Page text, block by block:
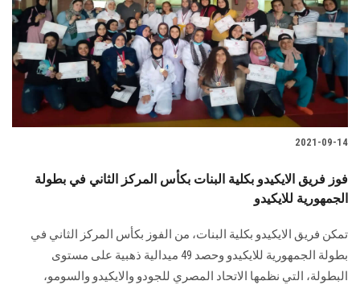
2021-09-14
فوز فريق الايكيدو بكلية البنات بكأس المركز الثاني في بطولة
الجمهورية للايكيدو
تمكن فريق الايكيدو بكلية البنات، من الفوز بكأس المركز الثاني في
بطولة الجمهورية للايكيدو وحصد 49 ميدالية ذهبية على مستوى
البطولة، التي نظمها الاتحاد المصري للجودو والايكيدو والسومو،